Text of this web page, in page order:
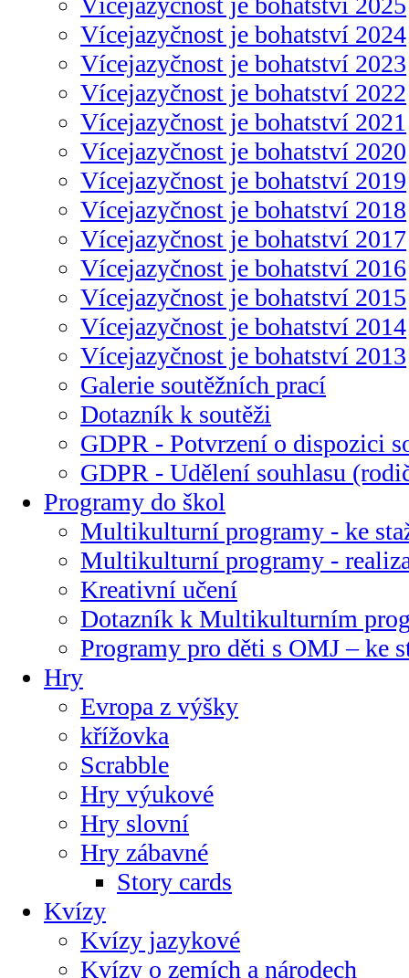
Vícejazyčnost je bohatství 2024
Vícejazyčnost je bohatství 2023
Vícejazyčnost je bohatství 2022
Vícejazyčnost je bohatství 2021
Vícejazyčnost je bohatství 2020
Vícejazyčnost je bohatství 2019
Vícejazyčnost je bohatství 2018
Vícejazyčnost je bohatství 2017
Vícejazyčnost je bohatství 2016
Vícejazyčnost je bohatství 2015
Vícejazyčnost je bohatství 2014
Vícejazyčnost je bohatství 2013
Galerie soutěžních prací
Dotazník k soutěži
GDPR - Potvrzení o dispozici
GDPR - Udělení souhlasu
Programy do škol
Multikulturní programy - ke
Multikulturní programy -
Kreativní učení
Dotazník k Multikulturním
Programy pro děti s OMJ – ke
Hry
Evropa z výšky
křížovka
Scrabble
Hry výukové
Hry slovní
Hry zábavné
Story cards
Kvízy
Kvízy jazykové
Kvízy o zemích a národech